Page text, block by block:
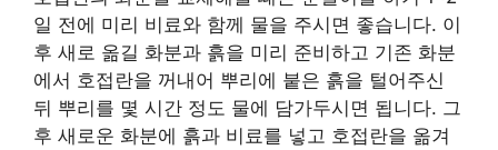
일 전에 미리 비료와 함께 물을 주시면 좋습니다. 이
후 새로 옮길 화분과 흙을 미리 준비하고 기존 화분
에서 호접란을 꺼내어 뿌리에 붙은 흙을 털어주신
뒤 뿌리를 몇 시간 정도 물에 담가두시면 됩니다. 그
후 새로운 화분에 흙과 비료를 넣고 호접란을 옮겨